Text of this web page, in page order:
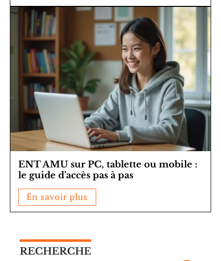
ENT AMU sur PC, tablette ou mobile :
le guide d’accès pas à pas
En savoir plus
RECHERCHE